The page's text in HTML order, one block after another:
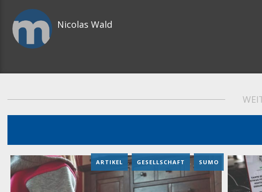
Nicolas Wald
ARTIKEL , GESELLSCHAFT , SUMO